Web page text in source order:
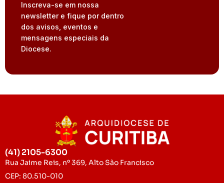
Inscreva-se em nossa
newsletter e fique por dentro
dos avisos, eventos e
mensagens especiais da
Diocese.
(41) 2105-6300
Rua Jaime Reis, nº 369, Alto São Francisco
CEP: 80.510-010